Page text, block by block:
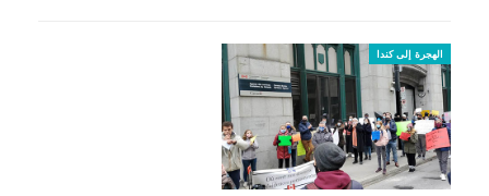
الهجرة إلى كندا